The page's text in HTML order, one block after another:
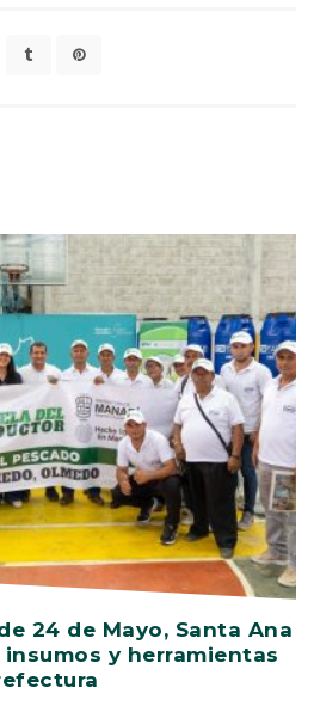
24 de Mayo, Santa Ana
y herramientas